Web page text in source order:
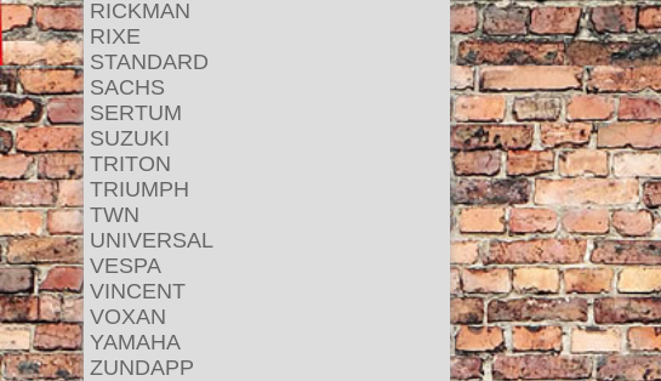
RICKMAN
RIXE
STANDARD
SACHS
SERTUM
SUZUKI
TRITON
TRIUMPH
TWN
UNIVERSAL
VESPA
VINCENT
VOXAN
YAMAHA
ZUNDAPP